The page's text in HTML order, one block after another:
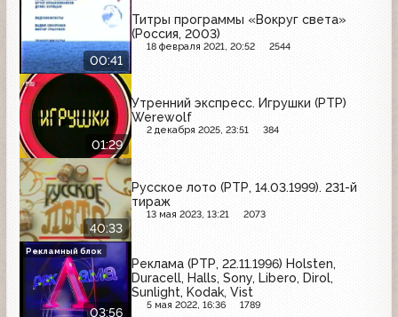
00:41
Титры программы «Вокруг света»
(Россия, 2003)
18 февраля 2021, 20:52 2544
01:29
Утренний экспресс. Игрушки (РТР)
Werewolf
2 декабря 2025, 23:51 384
40:33
Русское лото (РТР, 14.03.1999). 231-й
тираж
13 мая 2023, 13:21 2073
03:56
Реклама (РТР, 22.11.1996) Holsten,
Duracell, Halls, Sony, Libero, Dirol,
Sunlight, Kodak, Vist
5 мая 2022, 16:36 1789
Рекламный блок